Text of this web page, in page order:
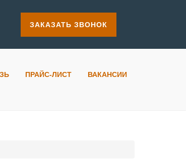
ЗАКАЗАТЬ ЗВОНОК
ПРАЙС-ЛИСТ ВАКАНСИИ